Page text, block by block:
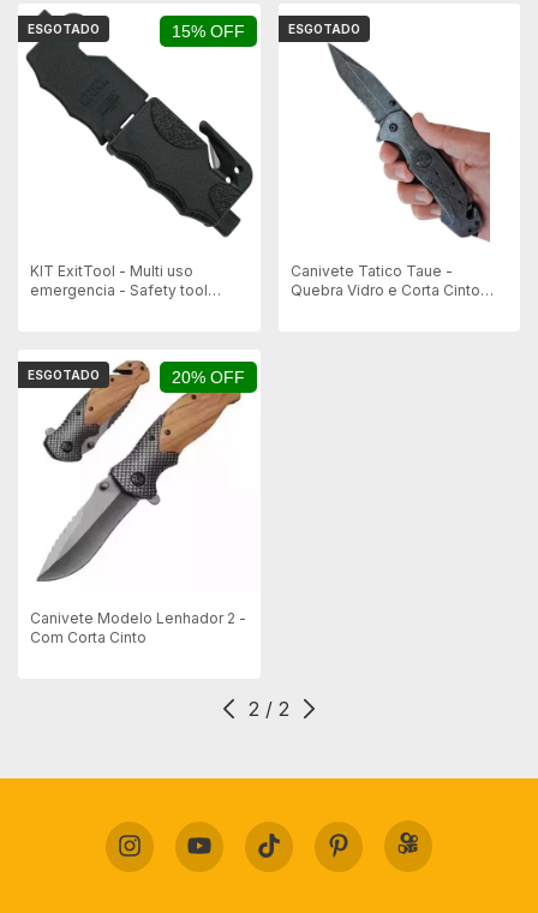
15% OFF
ESGOTADO
KIT ExitTool - Multi uso
emergencia - Safety tool
ESGOTADO
Canivete Tatico Taue -
Quebra Vidro e Corta Cinto
20% OFF
ESGOTADO
Canivete Modelo Lenhador 2 -
Com Corta Cinto
2 / 2